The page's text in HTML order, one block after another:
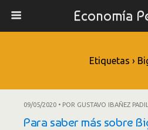
Economía
Etiquetas ›
09/05/2020 • POR GUSTAVO IBAÑEZ
Para saber más sobre